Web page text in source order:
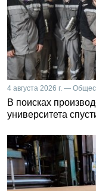
4 августа 2026 г. —
В поисках
университета